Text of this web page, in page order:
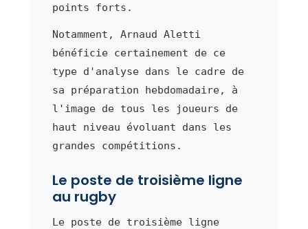
points forts.
Notamment, Arnaud Aletti
bénéficie certainement de ce
type d'analyse dans le cadre de
sa préparation hebdomadaire, à
l'image de tous les joueurs de
haut niveau évoluant dans les
grandes compétitions.
Le poste de troisième ligne
au rugby
Le poste de troisième ligne